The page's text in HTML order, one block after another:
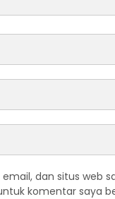
dan situs web
komentar saya